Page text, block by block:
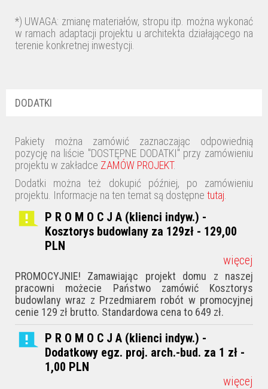
*) UWAGA: zmianę materiałów, stropu itp. można wykonać
w ramach adaptacji projektu u architekta działającego na
terenie konkretnej inwestycji.
DODATKI
Pakiety można zamówić zaznaczając odpowiednią
pozycję na liście "DOSTĘPNE DODATKI" przy zamówieniu
projektu w zakładce ZAMÓW PROJEKT.
Dodatki można też dokupić później, po zamówieniu
projektu. Informacje na ten temat są dostępne tutaj
P R O M O C J A (klienci indyw.) -
Kosztorys budowlany za 129zł - 129,00
PLN
więcej
PROMOCYJNIE! Zamawiając projekt domu z naszej
pracowni możecie Państwo zamówić Kosztorys
budowlany wraz z Przedmiarem robót w promocyjnej
cenie 129 zł brutto. Standardowa cena to 649 zł.
P R O M O C J A (klienci indyw.) -
Dodatkowy egz. proj. arch.-bud. za 1 zł -
1,00 PLN
więcej